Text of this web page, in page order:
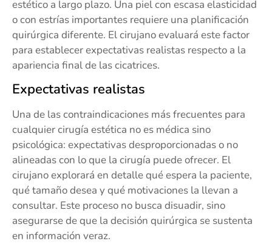
estético a largo plazo. Una piel con escasa elasticidad
o con estrías importantes requiere una planificación
quirúrgica diferente. El cirujano evaluará este factor
para establecer expectativas realistas respecto a la
apariencia final de las cicatrices.
Expectativas realistas
Una de las contraindicaciones más frecuentes para
cualquier cirugía estética no es médica sino
psicológica: expectativas desproporcionadas o no
alineadas con lo que la cirugía puede ofrecer. El
cirujano explorará en detalle qué espera la paciente,
qué tamaño desea y qué motivaciones la llevan a
consultar. Este proceso no busca disuadir, sino
asegurarse de que la decisión quirúrgica se sustenta
en información veraz.